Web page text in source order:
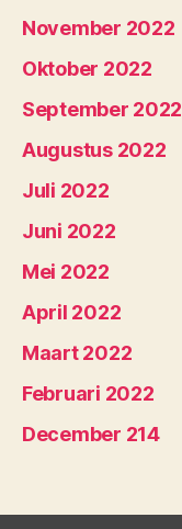
November 2022
Oktober 2022
September 2022
Augustus 2022
Juli 2022
Juni 2022
Mei 2022
April 2022
Maart 2022
Februari 2022
December 214